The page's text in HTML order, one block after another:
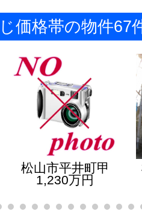
価格帯の物件67
松山市平井町甲
1,230万円